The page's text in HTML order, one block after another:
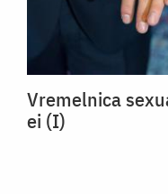
Vremelnica
ei (I)